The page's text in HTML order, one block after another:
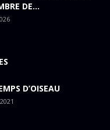
DE...
D’OISEAU